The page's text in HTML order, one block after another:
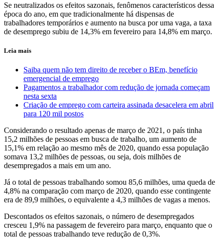
Se neutralizados os efeitos sazonais, fenômenos característicos dessa
época do ano, em que tradicionalmente há dispensas de
trabalhadores temporários e aumento na busca por uma vaga, a taxa
de desemprego subiu de 14,3% em fevereiro para 14,8% em março.
Leia mais
Saiba quem não tem direito de receber o BEm, benefício
emergencial de emprego
Pagamentos a trabalhador com redução de jornada começam
nesta sexta
Criação de emprego com carteira assinada desacelera em abril
para 120 mil postos
Considerando o resultado apenas de março de 2021, o país tinha
15,2 milhões de pessoas em busca de trabalho, um aumento de
15,1% em relação ao mesmo mês de 2020, quando essa população
somava 13,2 milhões de pessoas, ou seja, dois milhões de
desempregados a mais em um ano.
Já o total de pessoas trabalhando somou 85,6 milhões, uma queda de
4,8% na comparação com março de 2020, quando esse contingente
era de 89,9 milhões, o equivalente a 4,3 milhões de vagas a menos.
Descontados os efeitos sazonais, o número de desempregados
cresceu 1,9% na passagem de fevereiro para março, enquanto que o
total de pessoas trabalhando teve redução de 0,3%.